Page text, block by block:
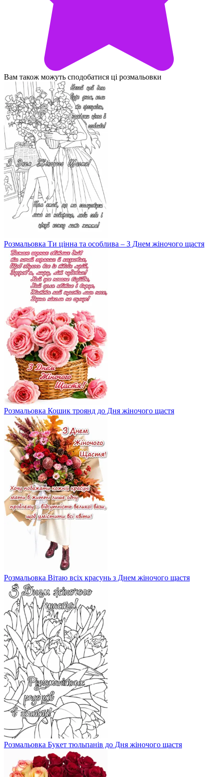
Вам також можуть сподобатися ці розмальовки
Розмальовка Ти цінна та особлива – З Днем жіночого щастя
Розмальовка Кошик троянд до Дня жіночого щастя
Розмальовка Вітаю всіх красунь з Днем жіночого щастя
Розмальовка Букет тюльпанів до Дня жіночого щастя